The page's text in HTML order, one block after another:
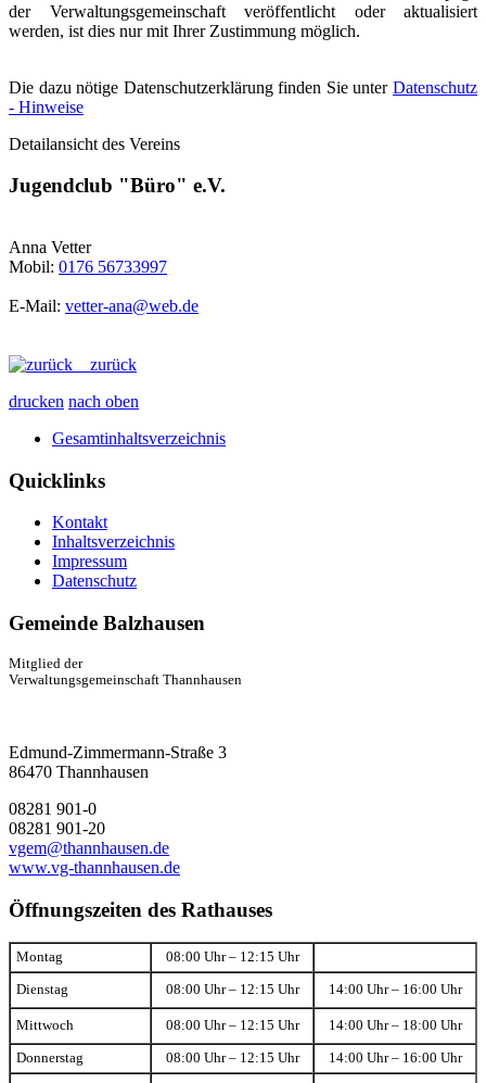
der Verwaltungsgemeinschaft veröffentlicht oder aktualisiert
werden, ist dies nur mit Ihrer Zustimmung möglich.
Die dazu nötige Datenschutzerklärung finden Sie unter Datenschutz
- Hinweise
Detailansicht des Vereins
Jugendclub "Büro" e.V.
Anna Vetter
Mobil: 0176 56733997
E-Mail: vetter-ana@web.de
zurück
drucken nach oben
Gesamtinhaltsverzeichnis
Quicklinks
Kontakt
Inhaltsverzeichnis
Impressum
Datenschutz
Gemeinde Balzhausen
Mitglied der
Verwaltungsgemeinschaft Thannhausen
Edmund-Zimmermann-Straße 3
86470 Thannhausen
08281 901-0
08281 901-20
vgem@thannhausen.de
www.vg-thannhausen.de
Öffnungszeiten des Rathauses
Montag 08:00 Uhr – 12:15 Uhr
Dienstag 08:00 Uhr – 12:15 Uhr 14:00 Uhr – 16:00 Uhr
Mittwoch 08:00 Uhr – 12:15 Uhr 14:00 Uhr – 18:00 Uhr
Donnerstag 08:00 Uhr – 12:15 Uhr 14:00 Uhr – 16:00 Uhr